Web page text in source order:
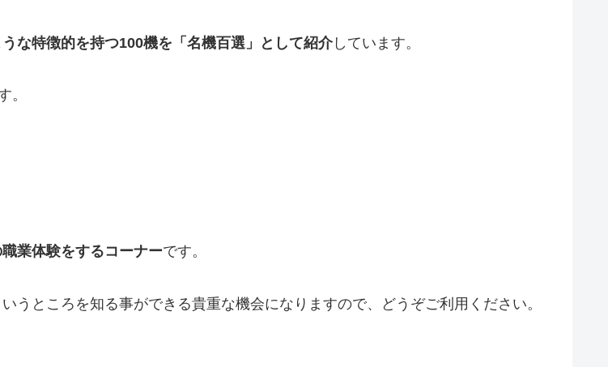
な特徴的を持つ100機を「名機百選」として紹介しています。
。
業体験をするコーナーです。
うところを知る事ができる貴重な機会になりますので、どうぞご利用ください。